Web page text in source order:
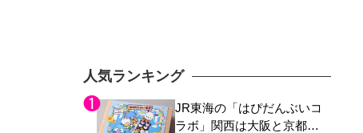
人気ランキング
JR東海の「はぴだんぶいコ
ラボ」関西は大阪と京都の